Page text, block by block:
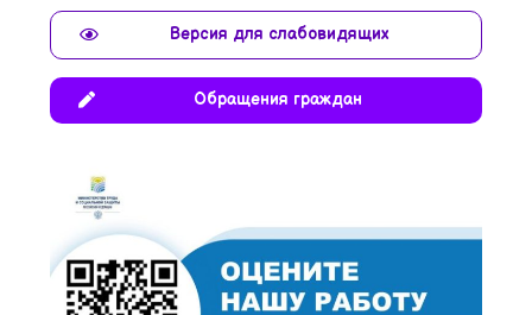
Версия для слабовидящих
Обращения граждан